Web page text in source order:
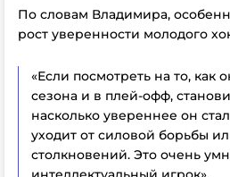
По словам Владимира,
рост уверенности молодого
«Если посмотреть на то, как
сезона и в плей-офф,
насколько увереннее он
уходит от силовой борьбы
столкновений. Это очень